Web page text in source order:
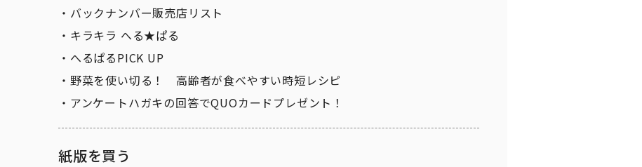
バックナンバー販売店リスト
キラキラ へる★ぱる
へるぱるPICK UP
野菜を使い切る！ 高齢者が食べやすい時短レシピ
アンケートハガキの回答でQUOカードプレゼント！
紙版を買う